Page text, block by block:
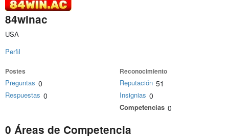
84winac
USA
Perfil
Postes
Preguntas 0
Respuestas 0
Reconocimiento
Reputación 51
Insignias 0
Competencias 0
0 Áreas de Competencia